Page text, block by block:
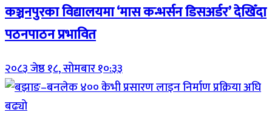
कञ्चनपुरका विद्यालयमा ‘मास कन्भर्सन डिसअर्डर’ देखिँदा
पठनपाठन प्रभावित
२०८३ जेष्ठ १८, सोमबार १०:३३